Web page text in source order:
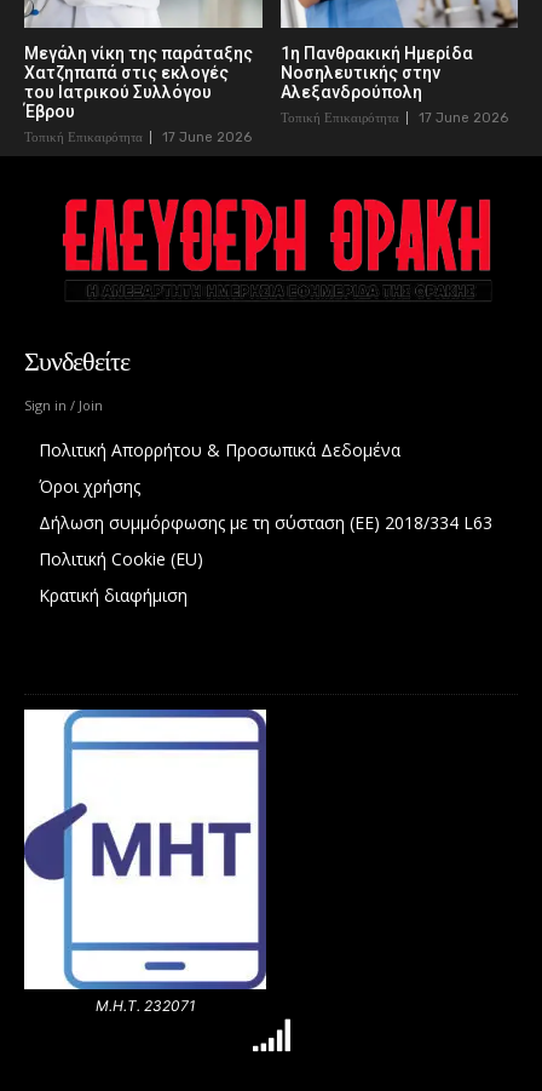
Μεγάλη νίκη της παράταξης
Χατζηπαπά στις εκλογές
του Ιατρικού Συλλόγου
Έβρου
Τοπική Επικαιρότητα 17 June 2026
1η Πανθρακική Ημερίδα
Νοσηλευτικής στην
Αλεξανδρούπολη
Τοπική Επικαιρότητα 17 June 2026
Συνδεθείτε
Sign in / Join
Πολιτική Απορρήτου & Προσωπικά Δεδομένα
Όροι χρήσης
Δήλωση συμμόρφωσης με τη σύσταση (ΕΕ) 2018/334 L63
Πολιτική Cookie (EU)
Κρατική διαφήμιση
Μ.Η.Τ. 232071